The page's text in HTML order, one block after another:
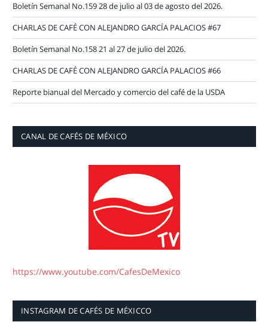
Boletín Semanal No.159 28 de julio al 03 de agosto del 2026.
CHARLAS DE CAFÉ CON ALEJANDRO GARCÍA PALACIOS #67
Boletín Semanal No.158 21 al 27 de julio del 2026.
CHARLAS DE CAFÉ CON ALEJANDRO GARCÍA PALACIOS #66
Reporte bianual del Mercado y comercio del café de la USDA
CANAL DE CAFÉS DE MÉXICO
https://www.youtube.com/CafesDeMexico
INSTAGRAM DE CAFÉS DE MÉXICCO